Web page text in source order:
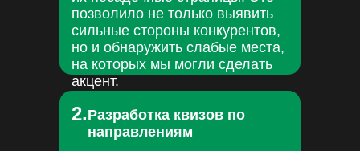
позволило не только выявить
сильные стороны конкурентов,
но и обнаружить слабые места,
на которых мы могли сделать
акцент.
2.Разработка квизов по
направлениям